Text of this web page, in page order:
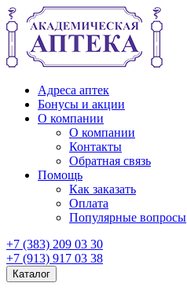
Адреса аптек
Бонусы и акции
О компании
О компании
Контакты
Обратная связь
Помощь
Как заказать
Оплата
Популярные вопросы
+7 (383) 209 03 30
+7 (913) 917 03 38
Каталог